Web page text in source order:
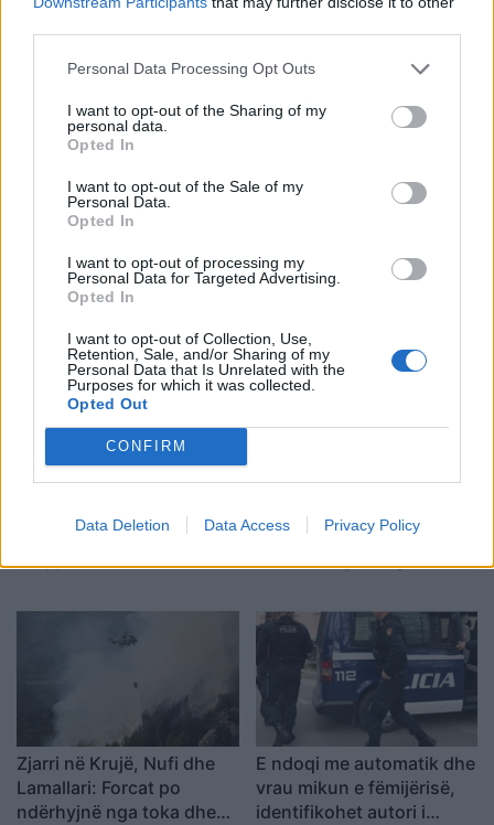
Personal Data Processing Opt Outs
I want to opt-out of the Sharing of my
personal data.
Opted In
I want to opt-out of the Sale of my
Personal Data.
Opted In
I want to opt-out of processing my
Personal Data for Targeted Advertising.
Opted In
I want to opt-out of Collection, Use,
Retention, Sale, and/or Sharing of my
Personal Data that Is Unrelated with the
Purposes for which it was collected.
Opted Out
CONFIRM
Data Deletion Data Access Privacy Policy
Pas dy vitesh në kërkim
për dosjen e inceneratorit
të Tiranës, arrestohet
Renardo Nallbani në
Palasë
Përfundon pas 4 orësh
protesta kundër klasës
shumë!”
marshimin pa u ndalur:
po u vjen fundi?
temperaturave
Zjarri në Krujë, Nufi dhe
Lamallari: Forcat po
ndërhyjnë nga toka dhe
E ndoqi me automatik dhe
vrau mikun e fëmijërisë,
identifikohet autori i